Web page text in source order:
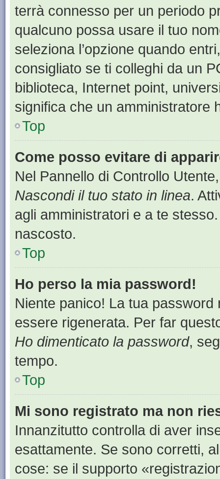
terrà connesso per un periodo
qualcuno possa usare il tuo
seleziona l’opzione quando
consigliato se ti colleghi da un
biblioteca, Internet point,
significa che un amministratore
Top
Come posso evitare di
Nel Pannello di Controllo
Nascondi il tuo stato in linea.
agli amministratori e a te
nascosto.
Top
Ho perso la mia password!
Niente panico! La tua
essere rigenerata. Per far
Ho dimenticato la password,
tempo.
Top
Mi sono registrato ma non
Innanzitutto controlla di aver
esattamente. Se sono corretti,
cose: se il supporto